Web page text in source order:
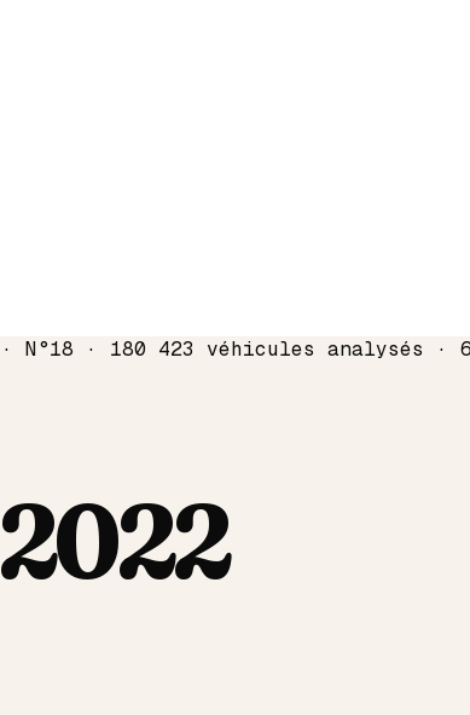
N°18 · 180 423 véhicules analysés
2022